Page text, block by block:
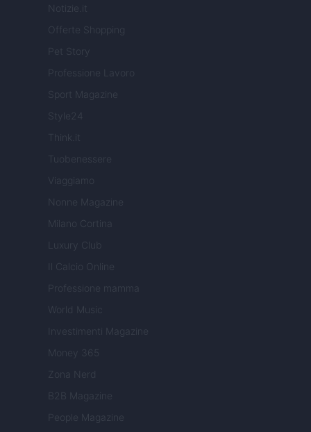
Notizie.it
Offerte Shopping
Pet Story
Professione Lavoro
Sport Magazine
Style24
Think.it
Tuobenessere
Viaggiamo
Nonne Magazine
Milano Cortina
Luxury Club
Il Calcio Online
Professione mamma
World Music
Investimenti Magazine
Money 365
Zona Nerd
B2B Magazine
People Magazine